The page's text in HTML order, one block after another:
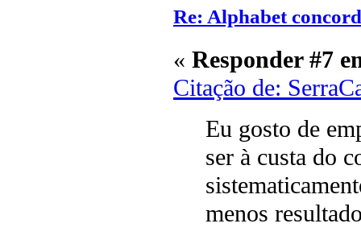
Re: Alphabet
« Responder #7
Citação de:
Eu gosto de
ser à custa do
menos